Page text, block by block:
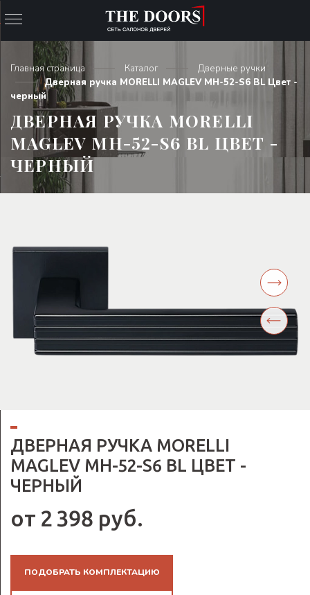
Главная страница Каталог
Дверные ручки
Дверная ручка MORELLI MAGLEV MH-52-S6 BL Цвет -
черный
ДВЕРНАЯ РУЧКА MORELLI
MAGLEV MH-52-S6 BL ЦВЕТ -
ЧЕРНЫЙ
ДВЕРНАЯ РУЧКА MORELLI
MAGLEV MH-52-S6 BL ЦВЕТ -
ЧЕРНЫЙ
от 2 398 руб.
ПОДОБРАТЬ КОМПЛЕКТАЦИЮ